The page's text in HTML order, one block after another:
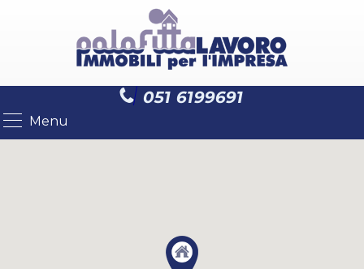
051 6199691
Menu